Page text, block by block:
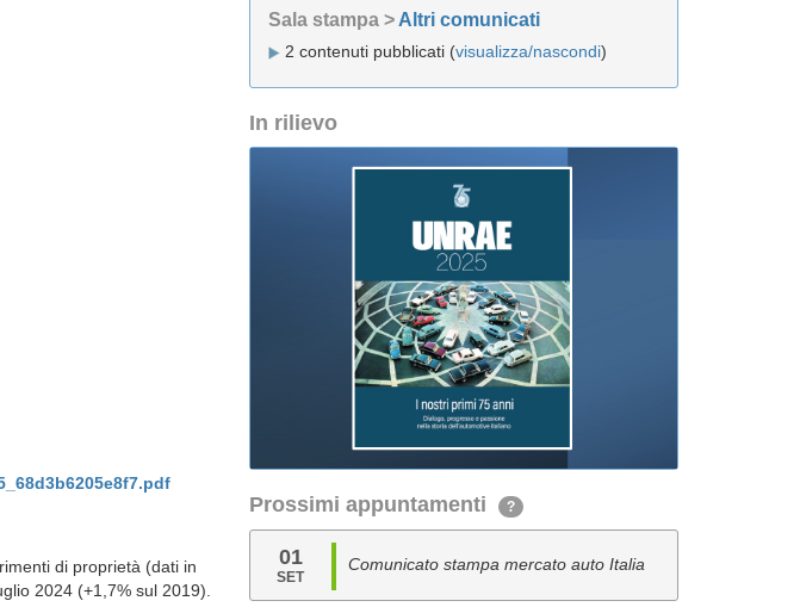
di proprietà (dati in
2024 (+1,7% sul 2019).
Sala stampa > Altri comunicati
2 contenuti pubblicati (visualizza/nascondi)
In rilievo
Prossimi appuntamenti ?
01
SET
Comunicato stampa mercato auto Italia